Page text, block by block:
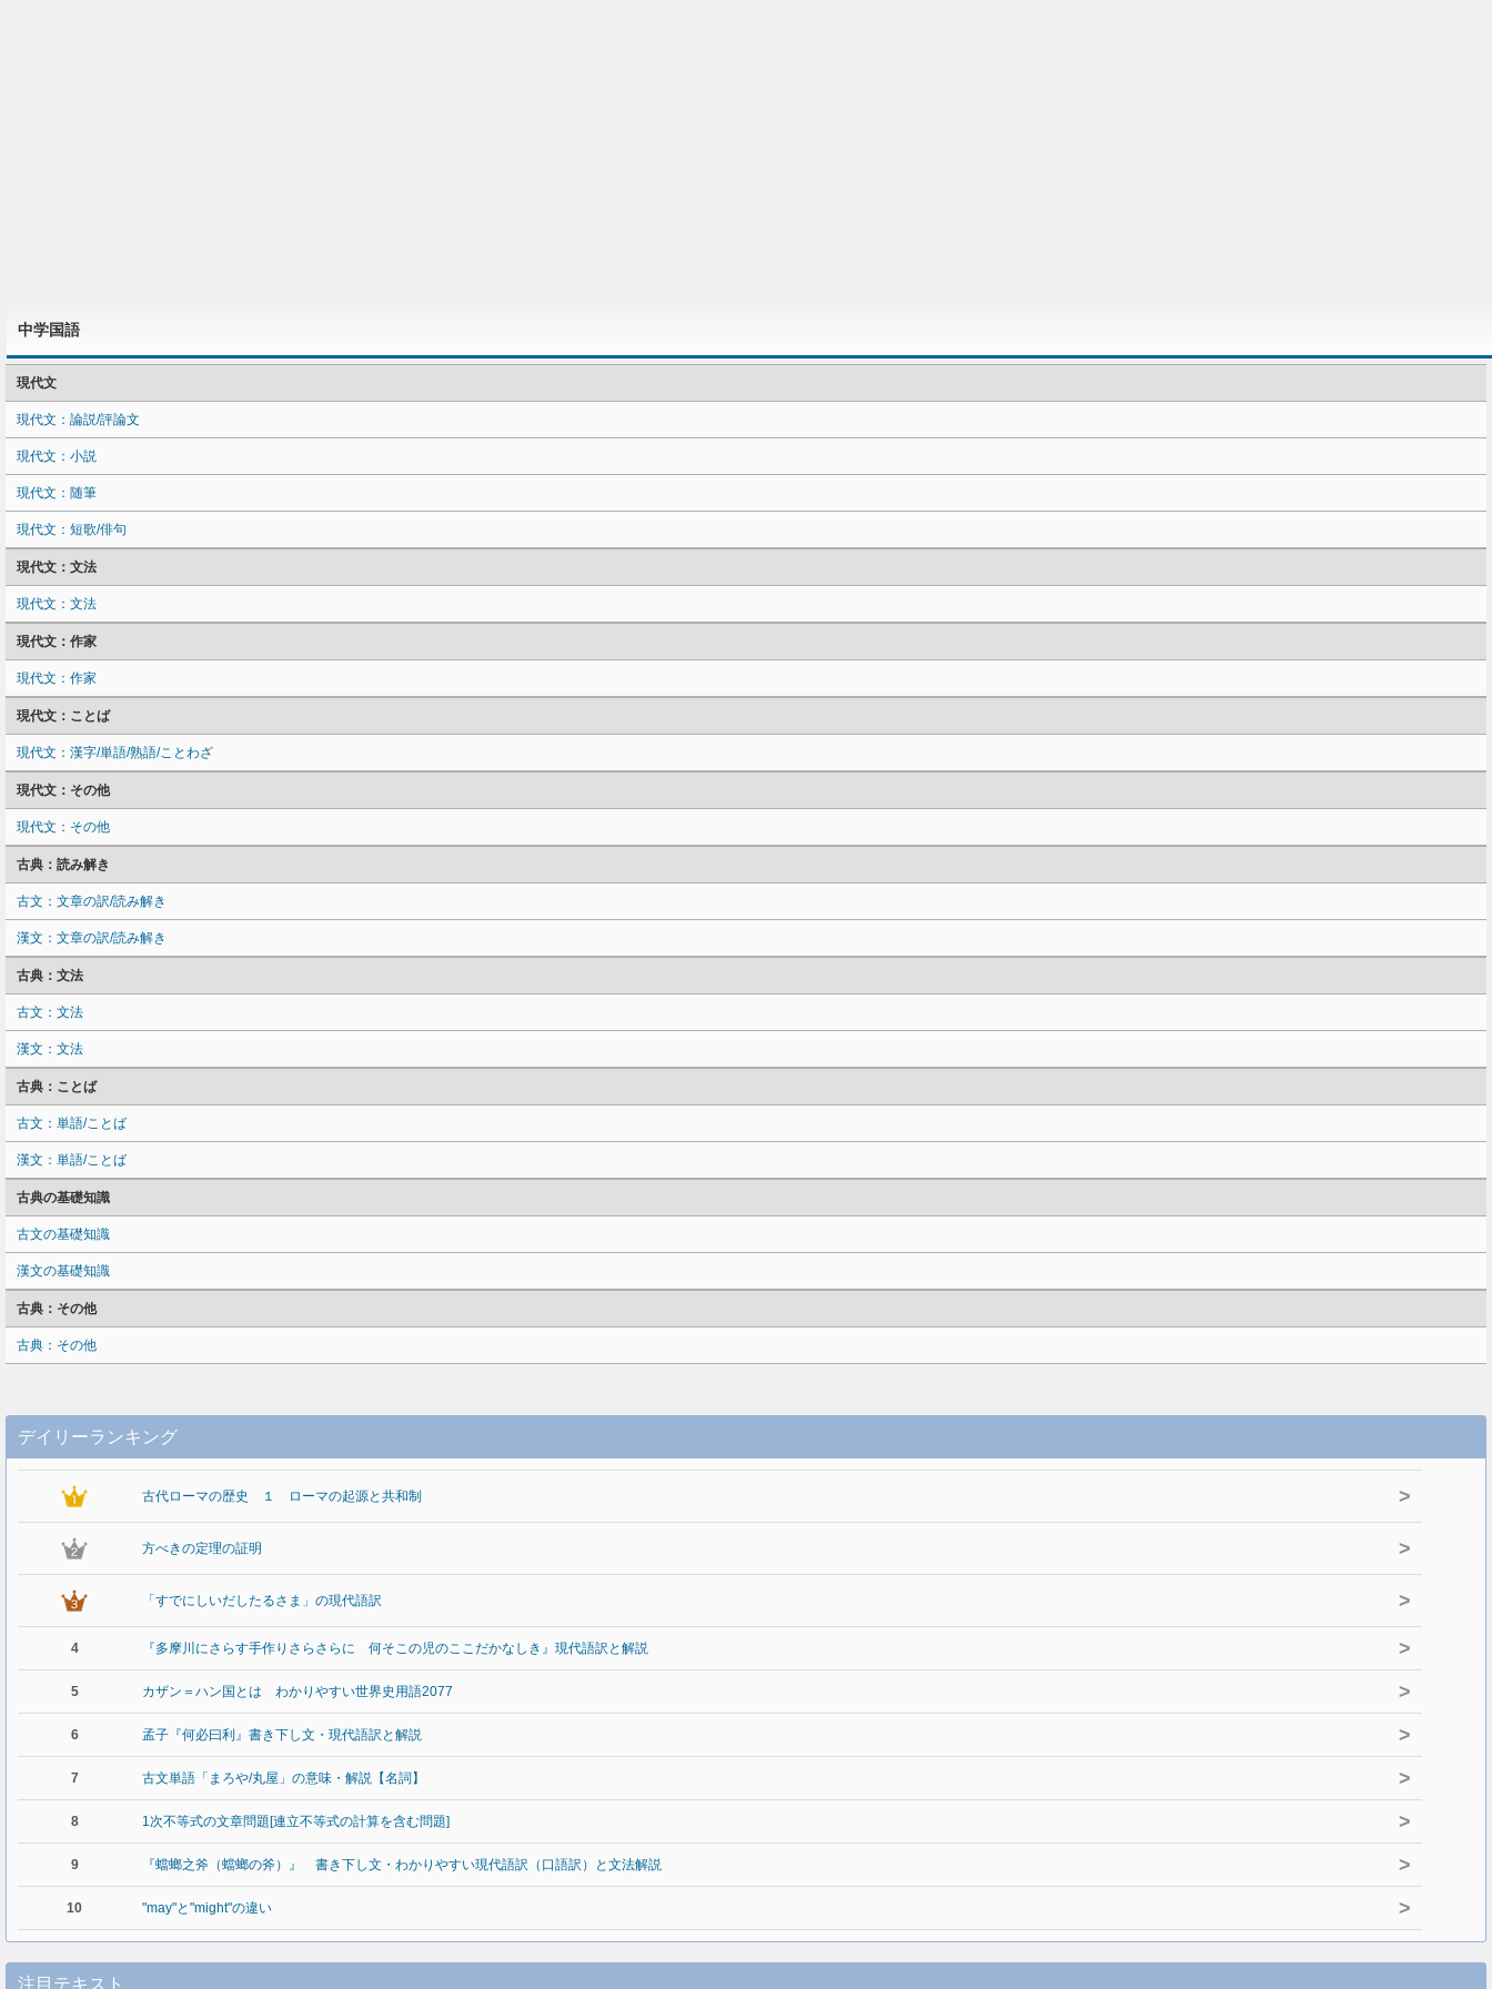
中学国語
現代文
現代文：論説/評論文
現代文：小説
現代文：随筆
現代文：短歌/俳句
現代文：文法
現代文：文法
現代文：作家
現代文：作家
現代文：ことば
現代文：漢字/単語/熟語/ことわざ
現代文：その他
現代文：その他
古典：読み解き
古文：文章の訳/読み解き
漢文：文章の訳/読み解き
古典：文法
古文：文法
漢文：文法
古典：ことば
古文：単語/ことば
漢文：単語/ことば
古典の基礎知識
古文の基礎知識
漢文の基礎知識
古典：その他
古典：その他
デイリーランキング
古代ローマの歴史 １ ローマの起源と共和制 >
方べきの定理の証明 >
「すでにしいだしたるさま」の現代語訳 >
4 『多摩川にさらす手作りさらさらに 何そこの児のここだかなしき』現代語訳と解説 >
5 カザン＝ハン国とは わかりやすい世界史用語2077 >
6 孟子『何必曰利』書き下し文・現代語訳と解説 >
7 古文単語「まろや/丸屋」の意味・解説【名詞】 >
8 1次不等式の文章問題[連立不等式の計算を含む問題] >
9 『蟷螂之斧（蟷螂の斧）』 書き下し文・わかりやすい現代語訳（口語訳）と文法解説 >
10 "may"と"might"の違い >
注目テキスト